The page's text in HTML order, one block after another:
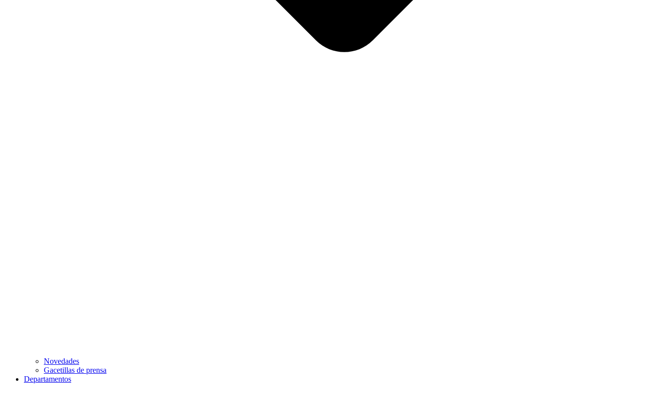
Novedades
Gacetillas de prensa
Departamentos